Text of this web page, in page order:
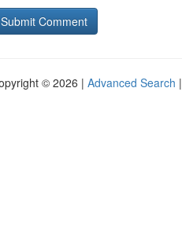
© 2026 | Advanced Search |